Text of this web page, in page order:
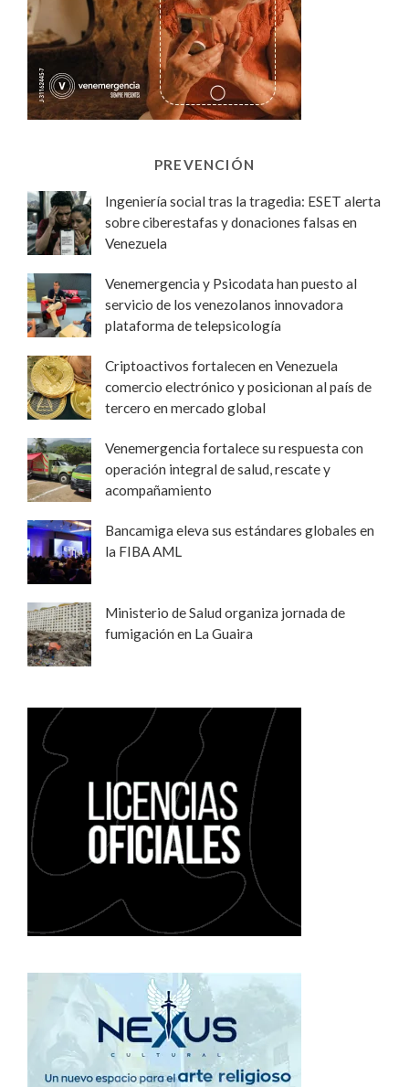
PREVENCIÓN
Ingeniería social tras la tragedia: ESET alerta
sobre ciberestafas y donaciones falsas en
Venezuela
Venemergencia y Psicodata han puesto al
servicio de los venezolanos innovadora
plataforma de telepsicología
Criptoactivos fortalecen en Venezuela
comercio electrónico y posicionan al país de
tercero en mercado global
Venemergencia fortalece su respuesta con
operación integral de salud, rescate y
acompañamiento
Bancamiga eleva sus estándares globales en
la FIBA AML
Ministerio de Salud organiza jornada de
fumigación en La Guaira